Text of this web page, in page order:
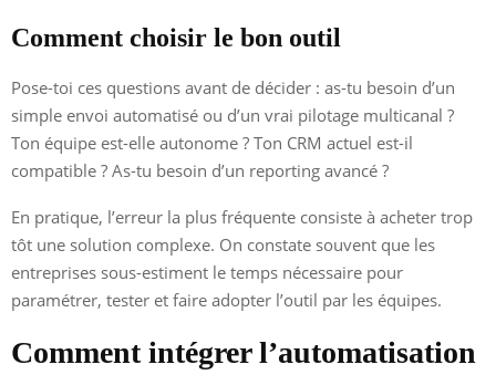
Comment choisir le bon outil
Pose-toi ces questions avant de décider : as-tu besoin d’un
simple envoi automatisé ou d’un vrai pilotage multicanal ?
Ton équipe est-elle autonome ? Ton CRM actuel est-il
compatible ? As-tu besoin d’un reporting avancé ?
En pratique, l’erreur la plus fréquente consiste à acheter trop
tôt une solution complexe. On constate souvent que les
entreprises sous-estiment le temps nécessaire pour
paramétrer, tester et faire adopter l’outil par les équipes.
Comment intégrer l’automatisation